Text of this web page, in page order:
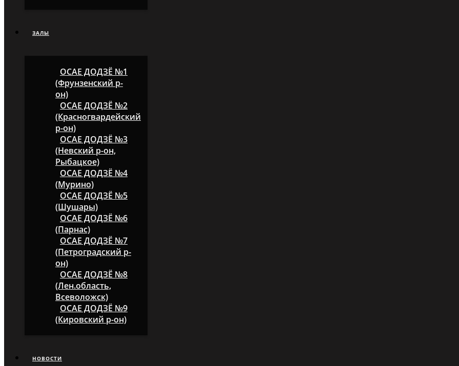
ЗАЛЫ
ОСАЕ ДОДЗЁ №1
(Фрунзенский р-
он)
ОСАЕ ДОДЗЁ №2
(Красногвардейский
р-он)
ОСАЕ ДОДЗЁ №3
(Невский р-он,
Рыбацкое)
ОСАЕ ДОДЗЁ №4
(Мурино)
ОСАЕ ДОДЗЁ №5
(Шушары)
ОСАЕ ДОДЗЁ №6
(Парнас)
ОСАЕ ДОДЗЁ №7
(Петроградский р-
он)
ОСАЕ ДОДЗЁ №8
(Лен.область,
Всеволожск)
ОСАЕ ДОДЗЁ №9
(Кировский р-он)
НОВОСТИ